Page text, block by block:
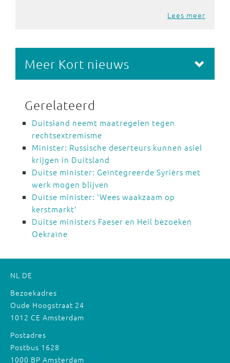
Lees meer
Meer Kort nieuws
Gerelateerd
Duitsland neemt maatregelen tegen
rechtsextremisme
Minister: Russische deserteurs kunnen asiel
krijgen in Duitsland
Duitse minister: Geïntegreerde Syriërs met
werk mogen blijven
Duitse minister: 'Wees waakzaam op
kerstmarkt'
Duitse ministers Faeser en Heil bezoeken
Oekraïne
NL DE
Bezoekadres
Oude Hoogstraat 24
1012 CE Amsterdam
Postadres
Postbus 1628
1000 BP Amsterdam